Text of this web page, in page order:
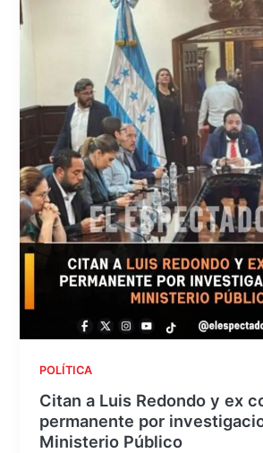
POLÍTICA
Citan a Luis Redondo y ex
permanente por
Ministerio Público